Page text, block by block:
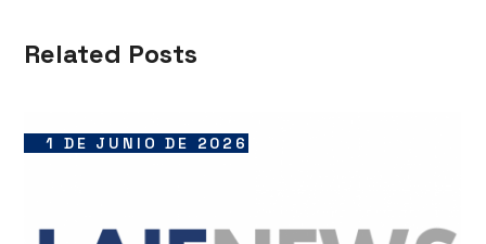
Related Posts
1 DE JUNIO DE 2026